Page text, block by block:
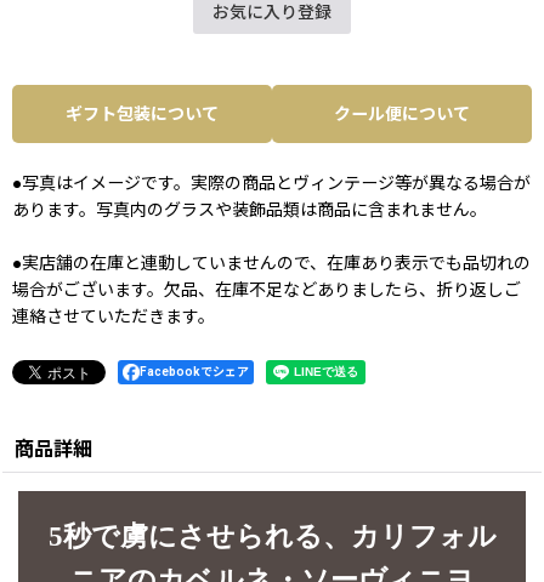
お気に入り登録
ギフト包装について クール便について
●写真はイメージです。実際の商品とヴィンテージ等が異なる場合が
あります。写真内のグラスや装飾品類は商品に含まれません。
●実店舗の在庫と連動していませんので、在庫あり表示でも品切れの
場合がございます。欠品、在庫不足などありましたら、折り返しご
連絡させていただきます。
Facebookでシェア
商品詳細
5秒で虜にさせられる、カリフォル